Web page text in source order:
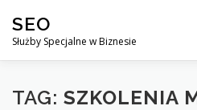
treści
SEO
Służby Specjalne w Biznesie
AGENCJA SEO CO
TAG: SZKOLENIA